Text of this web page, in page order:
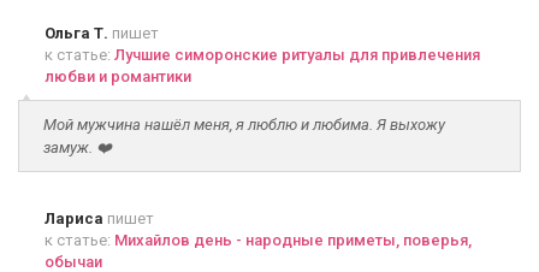
Ольга Т. пишет
к статье: Лучшие симоронские ритуалы для привлечения
любви и романтики
Мой мужчина нашёл меня, я люблю и любима. Я выхожу
замуж. ❤️
Лариса пишет
к статье: Михайлов день - народные приметы, поверья,
обычаи